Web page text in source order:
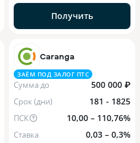
Получить
Caranga
ЗАЁМ ПОД ЗАЛОГ ПТС
Сумма до 500 000 ₽
Срок (дни) 181 - 1825
ПСК 10,00 – 110,76%
Ставка 0,03 – 0,3%